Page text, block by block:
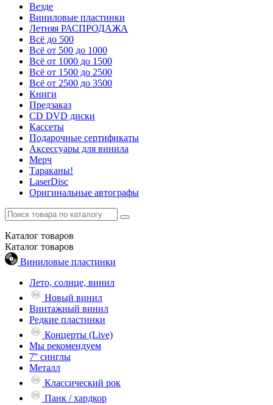
Везде
Виниловые пластинки
Летняя РАСПРОДАЖА
Всё до 500
Всё от 500 до 1000
Всё от 1000 до 1500
Всё от 1500 до 2500
Всё от 2500 до 3500
Книги
Предзаказ
CD DVD диски
Кассеты
Подарочные сертификаты
Аксессуары для винила
Мерч
Тараканы!
LaserDisc
Оригинальные автографы
Каталог товаров
Каталог товаров
Виниловые пластинки
Лето, солнце, винил
Новый винил
Винтажный винил
Редкие пластинки
Концерты (Live)
Мы рекомендуем
7'' синглы
Металл
Классический рок
Панк / хардкор